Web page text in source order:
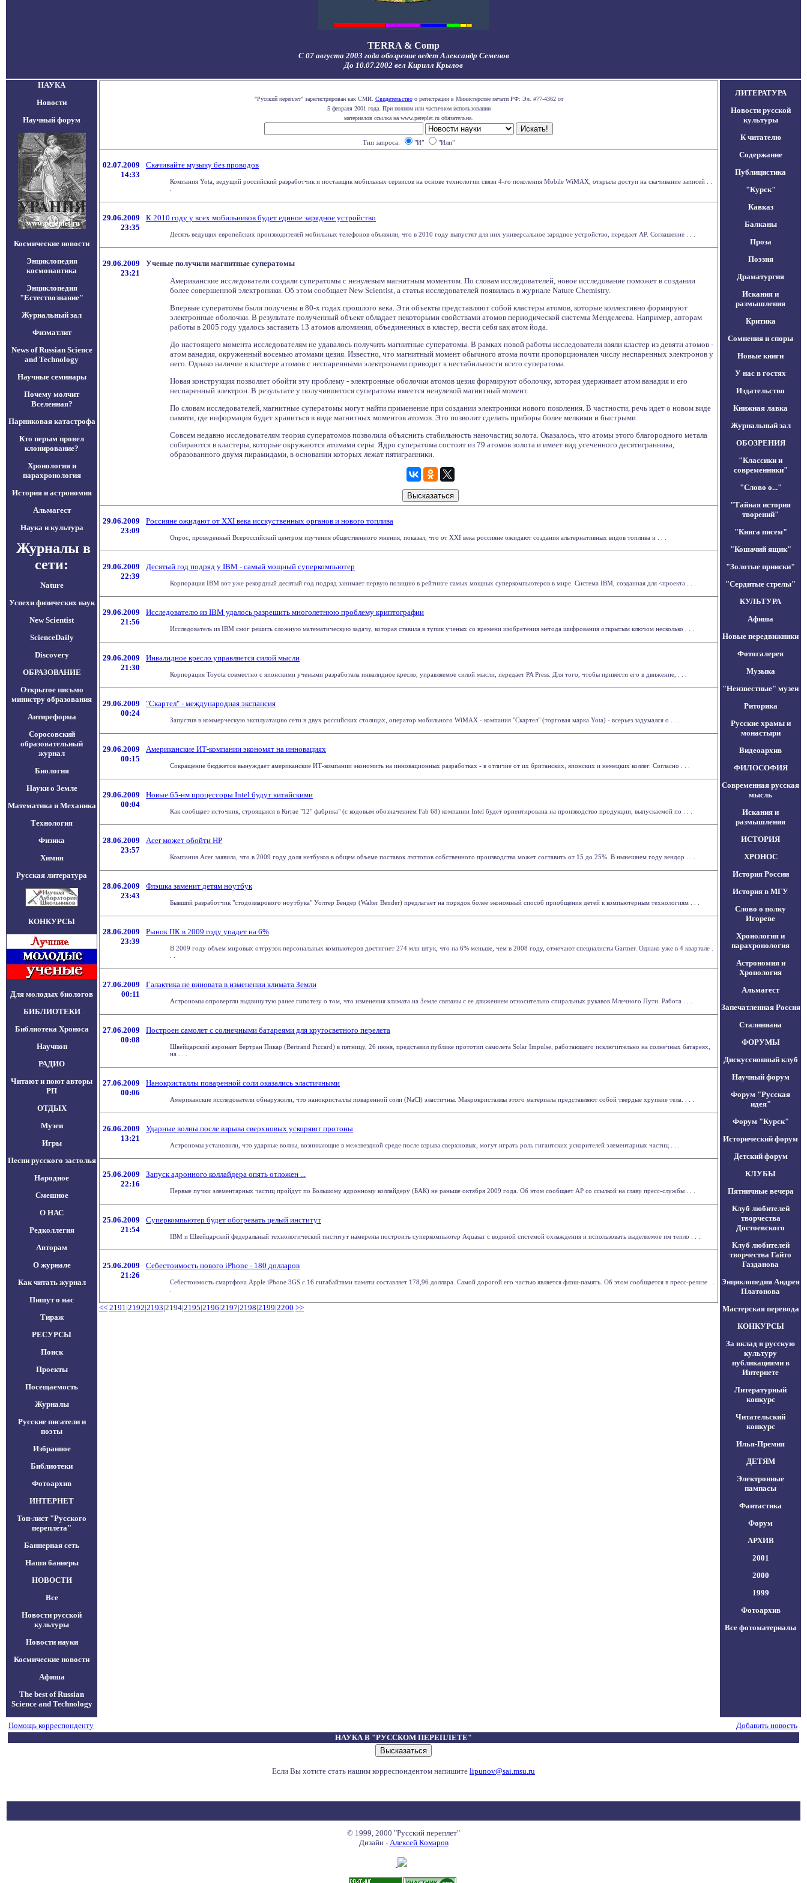
TERRA & Comp
С 07 августа 2003 года обозрение ведет Александр Семенов
До 10.07.2002 вел Кирилл Крылов
НАУКА
Новости
Научный форум
Космические новости
Энциклопедия
космонавтика
Энциклопедия
"Естествознание"
Журнальный зал
Физматлит
News of Russian Science
and Technology
Научные семинары
Почему молчит
Вселенная?
Парниковая катастрофа
Кто перым провел
клонирование?
Хронология и
парахронология
История и астрономия
Альмагест
Наука и культура
Журналы в
сети:
Nature
Успехи физических наук
New Scientist
ScienceDaily
Discovery
ОБРАЗОВАНИЕ
Открытое письмо
министру образования
Антиреформа
Соросовский
образовательный
журнал
Биология
Науки о Земле
Математика и Механика
Технология
Физика
Химия
Русская литература
КОНКУРСЫ
Для молодых биологов
БИБЛИОТЕКИ
Библиотека Хроноса
Научпоп
РАДИО
Читают и поют авторы
РП
ОТДЫХ
Музеи
Игры
Песни русского застолья
Народное
Смешное
О НАС
Редколлегия
Авторам
О журнале
Как читать журнал
Пишут о нас
Тираж
РЕСУРСЫ
Поиск
Проекты
Посещаемость
Журналы
Русские писатели и
поэты
Избранное
Библиотеки
Фотоархив
ИНТЕРНЕТ
Топ-лист "Русского
переплета"
Баннерная сеть
Наши баннеры
НОВОСТИ
Все
Новости русской
культуры
Новости науки
Космические новости
Афиша
The best of Russian
Science and Technology
"Русский переплет" зарегистрирован как СМИ. Свидетельствоо регистрации в Министерстве печати РФ: Эл. #77-4362 от
5 февраля 2001 года. При полном или частичном использовании
материалов ссылка на www.pereplet.ru обязательна.
Тип запроса: "И" "Или"
02.07.2009
14:33
Скачивайте музыку без проводов
Компания Yota, ведущий российский разработчик и поставщик мобильных сервисов на основе технологии связи 4-го поколения Mobile WiMAX, открыла доступ на скачивание записей . .
29.06.2009
23:35
К 2010 году у всех мобильников будет единое зарядное устройство
Десять ведущих европейских производителей мобильных телефонов объявили, что в 2010 году выпустят для них универсальное зарядное устройство, передает AP. Соглашение . . .
29.06.2009
23:21
Ученые получили магнитные суператомы
Американские исследователи создали суператомы с ненулевым магнитным моментом. По словам исследователей, новое исследование поможет в создании
более совершенной электроники. Об этом сообщает New Scientist, а статья исследователей появилась в журнале Nature Chemistry.
Впервые суператомы были получены в 80-х годах прошлого века. Эти объекты представляют собой кластеры атомов, которые коллективно формируют
электронные оболочки. В результате полученный объект обладает некоторыми свойствами атомов периодической системы Менделеева. Например, авторам
работы в 2005 году удалось заставить 13 атомов алюминия, объединенных в кластер, вести себя как атом йода.
До настоящего момента исследователям не удавалось получить магнитные суператомы. В рамках новой работы исследователи взяли кластер из девяти атомов -
атом ванадия, окруженный восемью атомами цезия. Известно, что магнитный момент обычного атома почти пропорционален числу неспаренных электронов у
него. Однако наличие в кластере атомов с неспаренными электронами приводит к нестабильности всего суператома.
Новая конструкция позволяет обойти эту проблему - электронные оболочки атомов цезия формируют оболочку, которая удерживает атом ванадия и его
неспаренный электрон. В результате у получившегося суператома имеется ненулевой магнитный момент.
По словам исследователей, магнитные суператомы могут найти применение при создании электроники нового поколения. В частности, речь идет о новом виде
памяти, где информация будет храниться в виде магнитных моментов атомов. Это позволит сделать приборы более мелкими и быстрыми.
Совсем недавно исследователям теория суператомов позволила объяснить стабильность наночастиц золота. Оказалось, что атомы этого благородного метала
собираются в кластеры, которые окружаются атомами серы. Ядро суператома состоит из 79 атомов золота и имеет вид усеченного десятигранника,
образованного двумя пирамидами, в основании которых лежат пятигранники.
29.06.2009
23:09
Россияне ожидают от XXI века исскуственных органов и нового топлива
Опрос, проведенный Всероссийский центром изучения общественного мнения, показал, что от XXI века россияне ожидают создания альтернативных видов топлива и . . .
29.06.2009
22:39
Десятый год подряд у IBM - самый мощный суперкомпьютер
Корпорация IBM вот уже рекордный десятый год подряд занимает первую позицию в рейтинге самых мощных суперкомпьютеров в мире. Система IBM, созданная для <проекта . . .
29.06.2009
21:56
Исследователю из IBM удалось разрешить многолетнюю проблему криптографии
Исследователь из IBM смог решить сложную математическую задачу, которая ставила в тупик ученых со времени изобретения метода шифрования открытым ключом несколько . . .
29.06.2009
21:30
Инвалидное кресло управляется силой мысли
Корпорация Toyota совместно с японскими учеными разработала инвалидное кресло, управляемое силой мысли, передает PA Press. Для того, чтобы привести его в движение, . . .
29.06.2009
00:24
"Скартел" - международная экспансия
Запустив в коммерческую эксплуатацию сети в двух российских столицах, оператор мобильного WiMAX - компания "Скартел" (торговая марка Yota) - всерьез задумался о . . .
29.06.2009
00:15
Американские ИТ-компании экономят на инновациях
Сокращение бюджетов вынуждает американские ИТ-компании экономить на инновационных разработках - в отличие от их британских, японских и немецких коллег. Согласно . . .
29.06.2009
00:04
Новые 65-нм процессоры Intel будут китайскими
Как сообщает источник, строящаяся в Китае "12" фабрика" (с кодовым обозначением Fab 68) компании Intel будет ориентирована на производство продукции, выпускаемой по . . .
28.06.2009
23:57
Acer может обойти НР
Компания Acer заявила, что в 2009 году доля нетбуков в общем объеме поставок лэптопов собственного производства может составить от 15 до 25%. В нынешнем году вендор . . .
28.06.2009
23:43
Флэшка заменит детям ноутбук
Бывший разработчик "стодолларового ноутбука" Уолтер Бендер (Walter Bender) предлагает на порядок более экономный способ приобщения детей к компьютерным технологиям . . .
28.06.2009
23:39
Рынок ПК в 2009 году упадет на 6%
В 2009 году объем мировых отгрузок персональных компьютеров достигнет 274 млн штук, что на 6% меньше, чем в 2008 году, отмечают специалисты Gartner. Однако уже в 4 квартале .
27.06.2009
00:11
Галактика не виновата в изменении климата Земли
Астрономы опровергли выдвинутую ранее гипотезу о том, что изменения климата на Земле связаны с ее движением относительно спиральных рукавов Млечного Пути. Работа . . .
27.06.2009
00:08
Построен самолет с солнечными батареями для кругосветного перелета
Швейцарский аэронавт Бертран Пикар (Bertrand Piccard) в пятницу, 26 июня, представил публике прототип самолета Solar Impulse, работающего исключительно на солнечных батареях,
на . . .
27.06.2009
00:06
Нанокристаллы поваренной соли оказались эластичными
Американские исследователи обнаружили, что нанокристаллы поваренной соли (NaCl) эластичны. Макрокристаллы этого материала представляют собой твердые хрупкие тела. . . .
26.06.2009
13:21
Ударные волны после взрыва сверхновых ускоряют протоны
Астрономы установили, что ударные волны, возникающие в межзвездной среде после взрыва сверхновых, могут играть роль гигантских ускорителей элементарных частиц . . .
25.06.2009
22:16
Запуск адронного коллайдера опять отложен ...
Первые пучки элементарных частиц пройдут по Большому адронному коллайдеру (БАК) не раньше октября 2009 года. Об этом сообщает AP со ссылкой на главу пресс-службы . . .
25.06.2009
21:54
Суперкомпьютер будет обогревать целый институт
IBM и Швейцарский федеральный технологический институт намерены построить суперкомпьютер Aquasar с водяной системой охлаждения и использовать выделяемое им тепло . . .
25.06.2009
21:26
Себестоимость нового iPhone - 180 долларов
Себестоимость смартфона Apple iPhone 3GS c 16 гигабайтами памяти составляет 178,96 доллара. Самой дорогой его частью является флэш-память. Об этом сообщается в пресс-релизе . .
<< 2191|2192|2193|2194|2195|2196|2197|2198|2199|2200 >>
ЛИТЕРАТУРА
Новости русской
культуры
К читателю
Содержание
Публицистика
"Курск"
Кавказ
Балканы
Проза
Поэзия
Драматургия
Искания и
размышления
Критика
Сомнения и споры
Новые книги
У нас в гостях
Издательство
Книжная лавка
Журнальный зал
ОБОЗРЕНИЯ
"Классики и
современники"
"Слово о..."
"Тайная история
творений"
"Книга писем"
"Кошачий ящик"
"Золотые прииски"
"Сердитые стрелы"
КУЛЬТУРА
Афиша
Новые передвижники
Фотогалерея
Музыка
"Неизвестные" музеи
Риторика
Русские храмы и
монастыри
Видеоархив
ФИЛОСОФИЯ
Современная русская
мысль
Искания и
размышления
ИСТОРИЯ
ХРОНОС
История России
История в МГУ
Слово о полку
Игореве
Хронология и
парахронология
Астрономия и
Хронология
Альмагест
Запечатленная Россия
Сталиниана
ФОРУМЫ
Дискуссионный клуб
Научный форум
Форум "Русская
идея"
Форум "Курск"
Исторический форум
Детский форум
КЛУБЫ
Пятничные вечера
Клуб любителей
творчества
Достоевского
Клуб любителей
творчества Гайто
Газданова
Энциклопедия Андрея
Платонова
Мастерская перевода
КОНКУРСЫ
За вклад в русскую
культуру
публикациями в
Интернете
Литературный
конкурс
Читательский
конкурс
Илья-Премия
ДЕТЯМ
Электронные
пампасы
Фантастика
Форум
АРХИВ
2001
2000
1999
Фотоархив
Все фотоматериалы
Помощь корреспонденту
Добавить новость
НАУКА В "РУССКОМ ПЕРЕПЛЕТЕ"
Если Вы хотите стать нашим корреспондентом напишите lipunov@sai.msu.ru
© 1999, 2000 "Русский переплет"
Дизайн - Алексей Комаров